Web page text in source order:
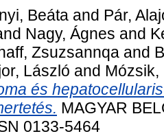
Beáta and Pár,
Nagy, Ágnes and
Zsuzsannqa and
László and Mózsik,
és
MAGYAR
0133-5464